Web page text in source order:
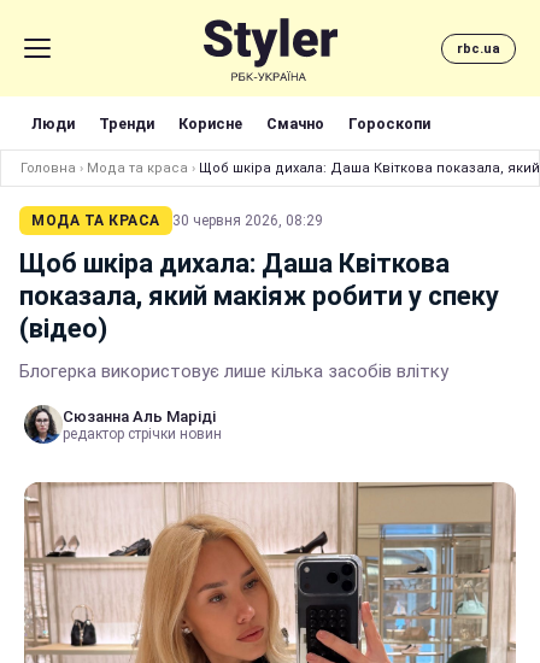
rbc.ua
Люди Тренди Корисне Смачно Гороскопи
Головна › Мода та краса › Щоб шкіра дихала: Даша Квіткова показала,
МОДА ТА КРАСА 30 червня 2026, 08:29
Щоб шкіра дихала: Даша Квіткова
показала, який макіяж робити у спеку
(відео)
Блогерка використовує лише кілька засобів влітку
Сюзанна Аль Маріді
редактор стрічки новин